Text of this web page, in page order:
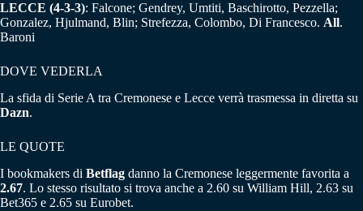
LECCE (4-3-3): Falcone; Gendrey, Umtiti, Baschirotto, Pezzella;
Gonzalez, Hjulmand, Blin; Strefezza, Colombo, Di Francesco. All.
Baroni
DOVE VEDERLA
La sfida di Serie A tra Cremonese e Lecce verrà trasmessa in diretta su
Dazn.
LE QUOTE
I bookmakers di Betflag danno la Cremonese leggermente favorita a
2.67. Lo stesso risultato si trova anche a 2.60 su William Hill, 2.63 su
Bet365 e 2.65 su Eurobet.